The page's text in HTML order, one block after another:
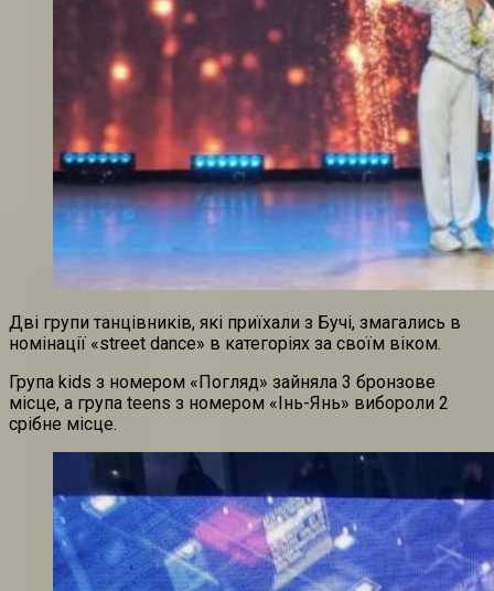
Дві групи танцівників, які приїхали з Бучі, змагались в
номінації «street dance» в категоріях за своїм віком.
Група kids з номером «Погляд» зайняла 3 бронзове
місце, а група teens з номером «Інь-Янь» вибороли 2
срібне місце.